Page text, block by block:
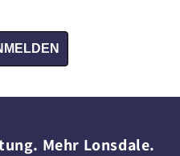
Mehr Lonsdale.